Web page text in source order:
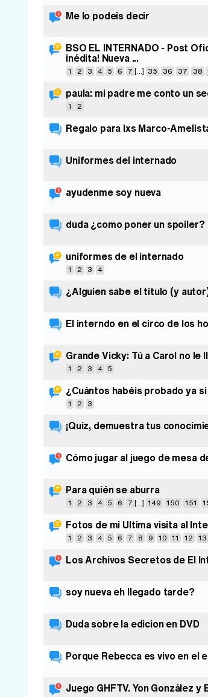
Me lo podeis decir
BSO EL INTERNADO - Post
inédita! Nueva ...
1 2 3 4 5 6 7 [...] 35 36 37 38
paula: mi padre me conto un
1 2
Regalo para lxs Marco-
Uniformes del internado
ayudenme soy nueva
duda ¿como poner un spoiler?
uniformes de el internado
1 2 3 4
¿Alguien sabe el título (y
El interndo en el circo de los
Grande Vicky: Tú a Carol no le
1 2 3 4 5
¿Cuántos habéis probado ya
1 2 3
¡Quiz, demuestra tus
Cómo jugar al juego de mesa
Para quién se aburra
1 2 3 4 5 6 7 [...] 149 150 151
Fotos de mi Ultima visita al
1 2 3 4 5 6 7 8 9 10 11 12 13
Los Archivos Secretos de El
soy nueva eh llegado tarde?
Duda sobre la edicion en DVD
Porque Rebecca es vivo en el
Juego GHFTV. Yon González